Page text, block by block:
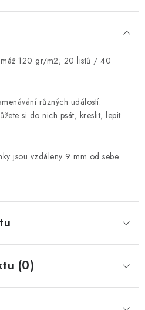
120 gr/m2; 20 listů / 40
různých událostí.
si do nich psát, kreslit, lepit
jsou vzdáleny 9 mm od sebe.
(0)